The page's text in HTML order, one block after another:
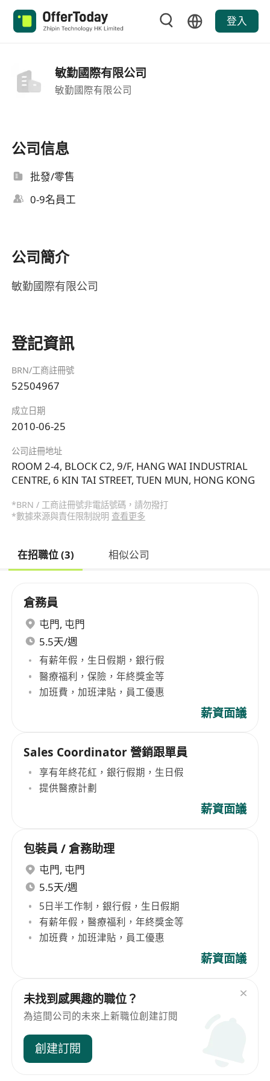
登入
敏勤國際有限公司
敏勤國際有限公司
公司信息
批發/零售
0-9名員工
公司簡介
敏勤國際有限公司
登記資訊
BRN/工商註冊號
52504967
成立日期
2010-06-25
公司註冊地址
ROOM 2-4, BLOCK C2, 9/F, HANG WAI INDUSTRIAL
CENTRE, 6 KIN TAI STREET, TUEN MUN, HONG KONG
*BRN / 工商註冊號非電話號碼，請勿撥打
*數據來源與責任限制說明 查看更多
在招職位 (3) 相似公司
倉務員
屯門, 屯門
5.5天/週
有薪年假，生日假期，銀行假
醫療福利，保險，年終獎金等
加班費，加班津貼，員工優惠
薪資面議
Sales Coordinator 營銷跟單員
享有年終花紅，銀行假期，生日假
提供醫療計劃
薪資面議
包裝員 / 倉務助理
屯門, 屯門
5.5天/週
5日半工作制，銀行假，生日假期
有薪年假，醫療福利，年終獎金等
加班費，加班津貼，員工優惠
薪資面議
未找到感興趣的職位？
為這間公司的未來上新職位創建訂閱
創建訂閱